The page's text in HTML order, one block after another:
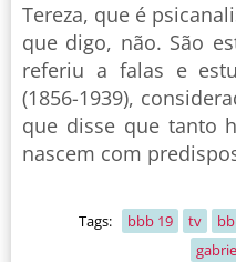
Tereza, que é
que digo, não. São
referiu a falas e
(1856-1939),
que disse que tanto
nascem com
Tags: bbb 19 tv